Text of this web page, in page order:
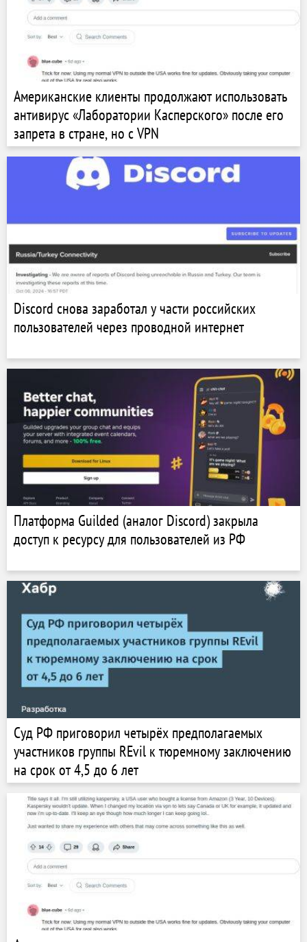
Американские клиенты продолжают использовать
антивирус «Лаборатории Касперского» после его
запрета в стране, но с VPN
Discord снова заработал у части российских
пользователей через проводной интернет
Платформа Guilded (аналог Discord) закрыла
доступ к ресурсу для пользователей из РФ
Суд РФ приговорил четырёх предполагаемых
участников группы REvil к тюремному заключению
на срок от 4,5 до 6 лет